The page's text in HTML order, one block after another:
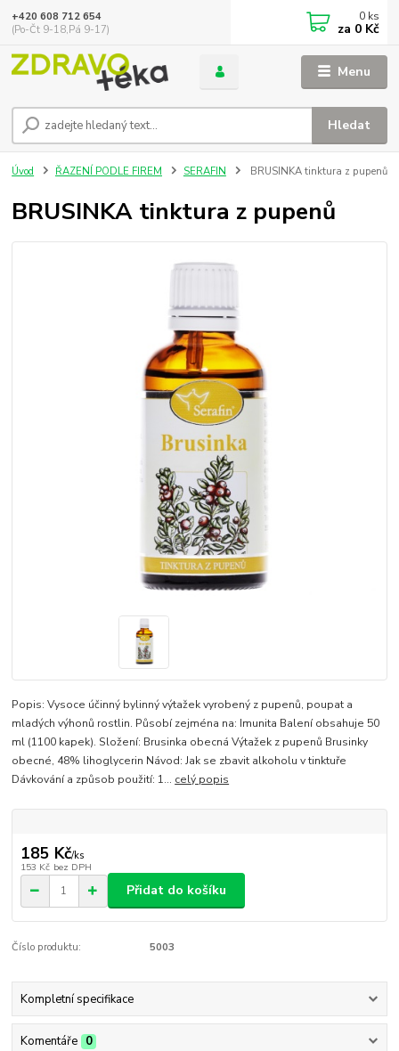
Menu
Hledat
+420 608 712 654
(Po-Čt 9-18,Pá 9-17)
0 ks
za 0 Kč
Úvod ŘAZENÍ PODLE FIREM SERAFIN BRUSINKA tinktura z pupenů
BRUSINKA tinktura z pupenů
Popis: Vysoce účinný bylinný výtažek vyrobený z pupenů, poupat a
mladých výhonů rostlin. Působí zejména na: Imunita Balení obsahuje 50
ml (1100 kapek). Složení: Brusinka obecná Výtažek z pupenů Brusinky
obecné, 48% lihoglycerin Návod: Jak se zbavit alkoholu v tinktuře
Dávkování a způsob použití: 1... celý popis
185 Kč/ks
153 Kč bez DPH
Přidat do košíku
Číslo produktu: 5003
Kompletní specifikace
Komentáře 0